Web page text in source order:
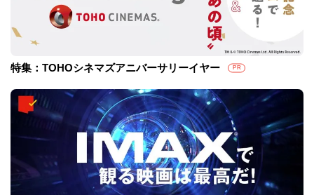
特集：TOHOシネマズアニバーサリーイヤー PR